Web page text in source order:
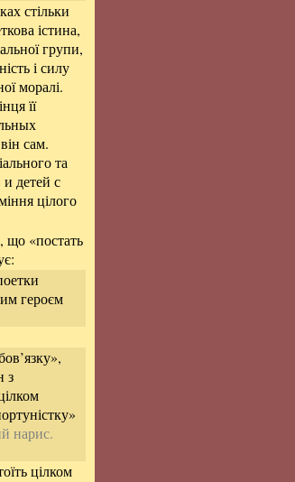
стільки
істина,
групи,
і силу
моралі.
її
сам.
та
детей с
цілого
що «постать
героєм
з
нарис.
цілком